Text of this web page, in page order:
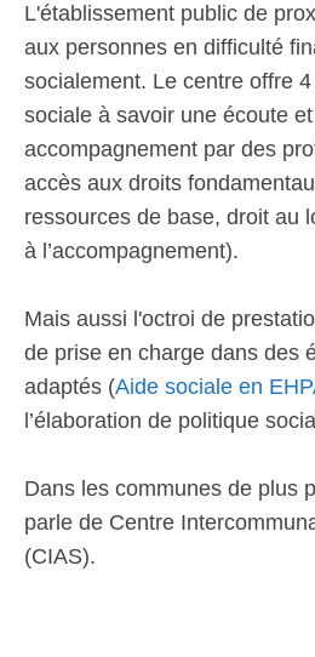
L'établissement public de
aux personnes en difficulté
socialement. Le centre offre
sociale à savoir une écoute
accompagnement par des
accès aux droits
ressources de base, droit au
à l’accompagnement).
Mais aussi l'octroi de
de prise en charge dans des
adaptés (Aide sociale en
l’élaboration de politique
Dans les communes de plus
parle de Centre
(CIAS).